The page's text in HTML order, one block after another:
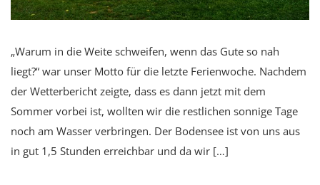
„Warum in die Weite schweifen, wenn das Gute so nah
liegt?“ war unser Motto für die letzte Ferienwoche. Nachdem
der Wetterbericht zeigte, dass es dann jetzt mit dem
Sommer vorbei ist, wollten wir die restlichen sonnige Tage
noch am Wasser verbringen. Der Bodensee ist von uns aus
in gut 1,5 Stunden erreichbar und da wir […]